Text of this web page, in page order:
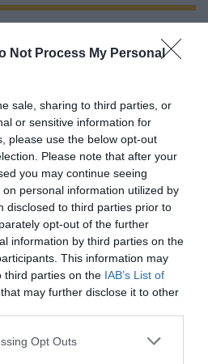
Not Process My Personal
sale, sharing to third parties, or
or sensitive information for
please use the below opt-out
Please note that after your
you may continue seeing
personal information utilized by
disclosed to third parties prior to
opt-out of the further
information by third parties on the
This information may
third parties on the IAB’s List of
that may further disclose it to other
Opt Outs
registrerat –
registrerat –
i Yxlan
registerat i